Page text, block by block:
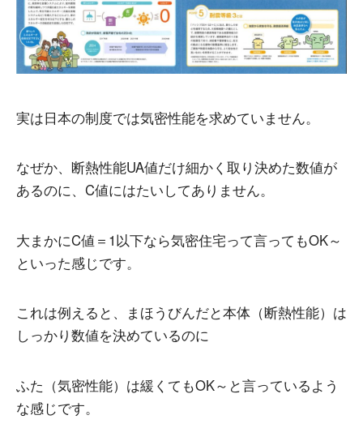
実は日本の制度では気密性能を求めていません。
なぜか、断熱性能UA値だけ細かく取り決めた数値が
あるのに、C値にはたいしてありません。
大まかにC値＝1以下なら気密住宅って言ってもOK～
といった感じです。
これは例えると、まほうびんだと本体（断熱性能）は
しっかり数値を決めているのに
ふた（気密性能）は緩くてもOK～と言っているよう
な感じです。